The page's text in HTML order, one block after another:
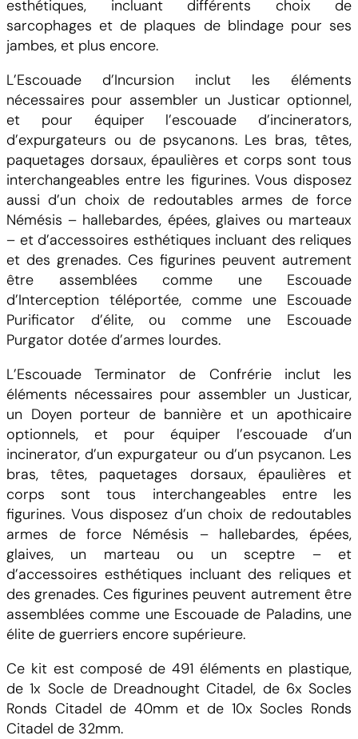
esthétiques, incluant différents choix de
sarcophages et de plaques de blindage pour ses
jambes, et plus encore.
L’Escouade d’Incursion inclut les éléments
nécessaires pour assembler un Justicar optionnel,
et pour équiper l’escouade d’incinerators,
d’expurgateurs ou de psycanons. Les bras, têtes,
paquetages dorsaux, épaulières et corps sont tous
interchangeables entre les figurines. Vous disposez
aussi d’un choix de redoutables armes de force
Némésis – hallebardes, épées, glaives ou marteaux
– et d’accessoires esthétiques incluant des reliques
et des grenades. Ces figurines peuvent autrement
être assemblées comme une Escouade
d’Interception téléportée, comme une Escouade
Purificator d’élite, ou comme une Escouade
Purgator dotée d’armes lourdes.
L’Escouade Terminator de Confrérie inclut les
éléments nécessaires pour assembler un Justicar,
un Doyen porteur de bannière et un apothicaire
optionnels, et pour équiper l’escouade d’un
incinerator, d’un expurgateur ou d’un psycanon. Les
bras, têtes, paquetages dorsaux, épaulières et
corps sont tous interchangeables entre les
figurines. Vous disposez d’un choix de redoutables
armes de force Némésis – hallebardes, épées,
glaives, un marteau ou un sceptre – et
d’accessoires esthétiques incluant des reliques et
des grenades. Ces figurines peuvent autrement être
assemblées comme une Escouade de Paladins, une
élite de guerriers encore supérieure.
Ce kit est composé de 491 éléments en plastique,
de 1x Socle de Dreadnought Citadel, de 6x Socles
Ronds Citadel de 40mm et de 10x Socles Ronds
Citadel de 32mm.